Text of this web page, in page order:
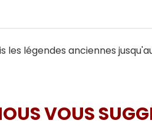
les légendes anciennes
VOUS